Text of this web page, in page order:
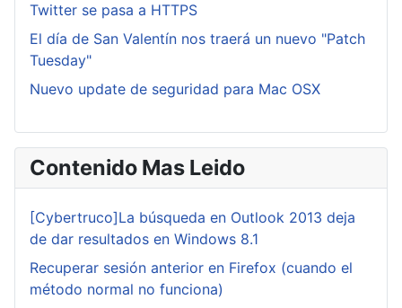
Twitter se pasa a HTTPS
El día de San Valentín nos traerá un nuevo "Patch
Tuesday"
Nuevo update de seguridad para Mac OSX
Contenido Mas Leido
[Cybertruco]La búsqueda en Outlook 2013 deja
de dar resultados en Windows 8.1
Recuperar sesión anterior en Firefox (cuando el
método normal no funciona)